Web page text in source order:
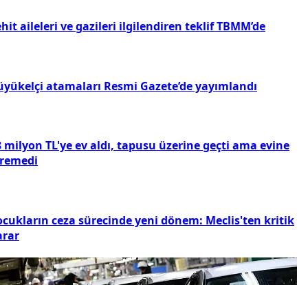
aileleri ve gazileri ilgilendiren teklif TBMM’de
atamaları Resmi Gazete’de yayımlandı
milyon TL'ye ev aldı, tapusu üzerine geçti ama evine
ceza sürecinde yeni dönem: Meclis'ten kritik